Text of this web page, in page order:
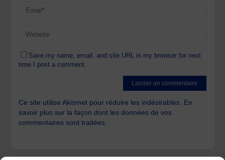
Save my name, email, and site URL in my browser for next
time I post a comment.
Ce site utilise Akismet pour réduire les indésirables. En
savoir plus sur la façon dont les données de vos
commentaires sont traitées